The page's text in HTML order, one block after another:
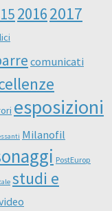
20162017
comunicati
esposizioni
Milanofil
PostEurop
studi e